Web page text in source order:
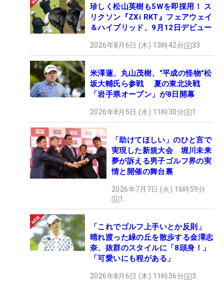
珍しく松山英樹も5Wを即採用！ ス
リクソン『ZXi RKT』フェアウェイ
＆ハイブリッド、9月12日デビュー
2026年8月6日 (木) 13時42分 33
米澤蓮、丸山茂樹、“平成の怪物”松
坂大輔氏ら参戦 夏の東北決戦
「岩手県オープン」が8日開幕
2026年8月5日 (水) 11時30分 1
「助けてほしい」のひと言で
実現した新規大会 堀川未来
夢が訴える男子ゴルフ界の実
情と開催の舞台裏
2026年7月7日 (火) 16時59分
1
「これでゴルフ上手いとか反則」
晴れ渡った緑の丘を散歩する金澤志
奈、抜群のスタイルに「8頭身！」
「可愛いにも程がある」
2026年8月6日 (木) 11時36分 3